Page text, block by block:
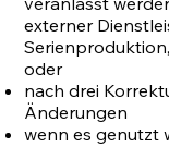
externer
oder
nach drei
Änderungen
wenn es genutzt